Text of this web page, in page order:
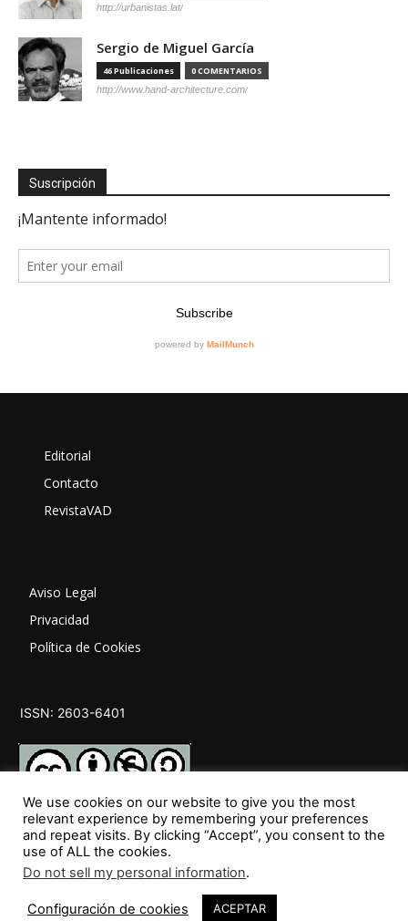
http://urbanistas.lat/
Sergio de Miguel García
46 Publicaciones 0 COMENTARIOS
http://www.hand-architecture.com/
Suscripción
Editorial
Contacto
RevistaVAD
Aviso Legal
Privacidad
Política de Cookies
ISSN: 2603-6401
SÍGUENOS
We use cookies on our website to give you the most
relevant experience by remembering your preferences
and repeat visits. By clicking “Accept”, you consent to the
use of ALL the cookies.
Do not sell my personal information.
Configuración de cookies ACEPTAR